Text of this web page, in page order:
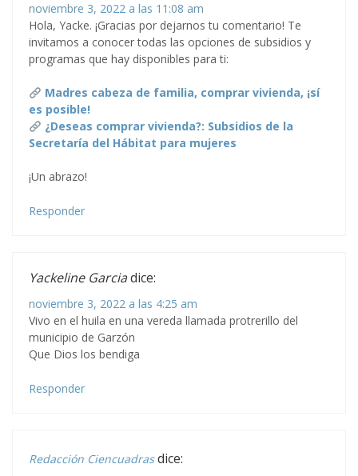
noviembre 3, 2022 a las 11:08 am
Hola, Yacke. ¡Gracias por dejarnos tu comentario! Te
invitamos a conocer todas las opciones de subsidios y
programas que hay disponibles para ti:
Madres cabeza de familia, comprar vivienda, ¡sí
es posible!
¿Deseas comprar vivienda?: Subsidios de la
Secretaría del Hábitat para mujeres
¡Un abrazo!
Responder
Yackeline Garciadice:
noviembre 3, 2022 a las 4:25 am
Vivo en el huila en una vereda llamada protrerillo del
municipio de Garzón
Que Dios los bendiga
Responder
Redacción Ciencuadrasdice: